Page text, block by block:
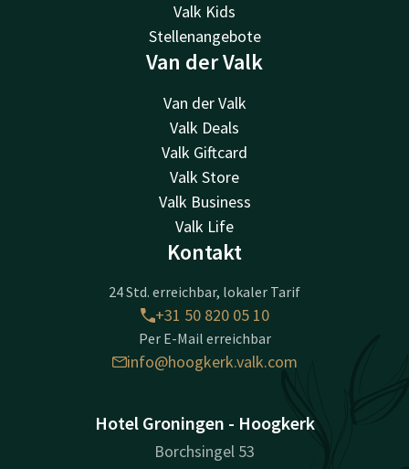
Valk Kids
Stellenangebote
Van der Valk
Van der Valk
Valk Deals
Valk Giftcard
Valk Store
Valk Business
Valk Life
Kontakt
24 Std. erreichbar, lokaler Tarif
+31 50 820 05 10
Per E-Mail erreichbar
info@hoogkerk.valk.com
Hotel Groningen - Hoogkerk
Borchsingel 53